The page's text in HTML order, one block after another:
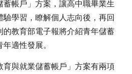
帳戶」方案，讓高中職畢業生
學習，瞭解個人志向後，再回
教育部電子報將介紹青年儲蓄
適性發展。
與就業儲蓄帳戶」方案有兩項